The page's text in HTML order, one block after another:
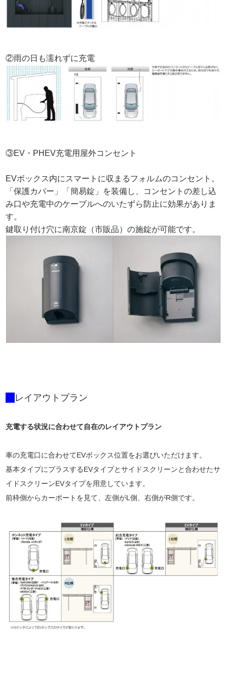
②雨の日も濡れずに充電
③EV・PHEV充電用屋外コンセント
EVボックス内にスマートに収まるフォルムのコンセント。
「保護カバー」「簡易錠」を装備し、コンセントの差し込
み口や充電中のケーブルへのいたずら防止に効果がありま
す。
鍵取り付け穴に南京錠（市販品）の施錠が可能です。
レイアウトプラン
充電する状況に合わせて自在のレイアウトプラン
車の充電口に合わせてEVボックス位置をお選びいただけます。
基本タイプにプラスするEVタイプとサイドスクリーンと合わせたサ
イドスクリーンEVタイプを用意しています。
前枠側からカーポートを見て、左側がL側、右側がR側です。